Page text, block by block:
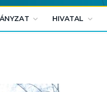
HIVATAL